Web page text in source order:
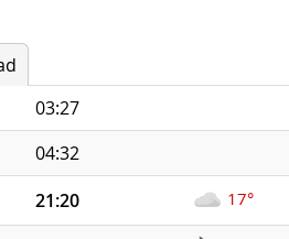
03:27
04:32
21:20 17°